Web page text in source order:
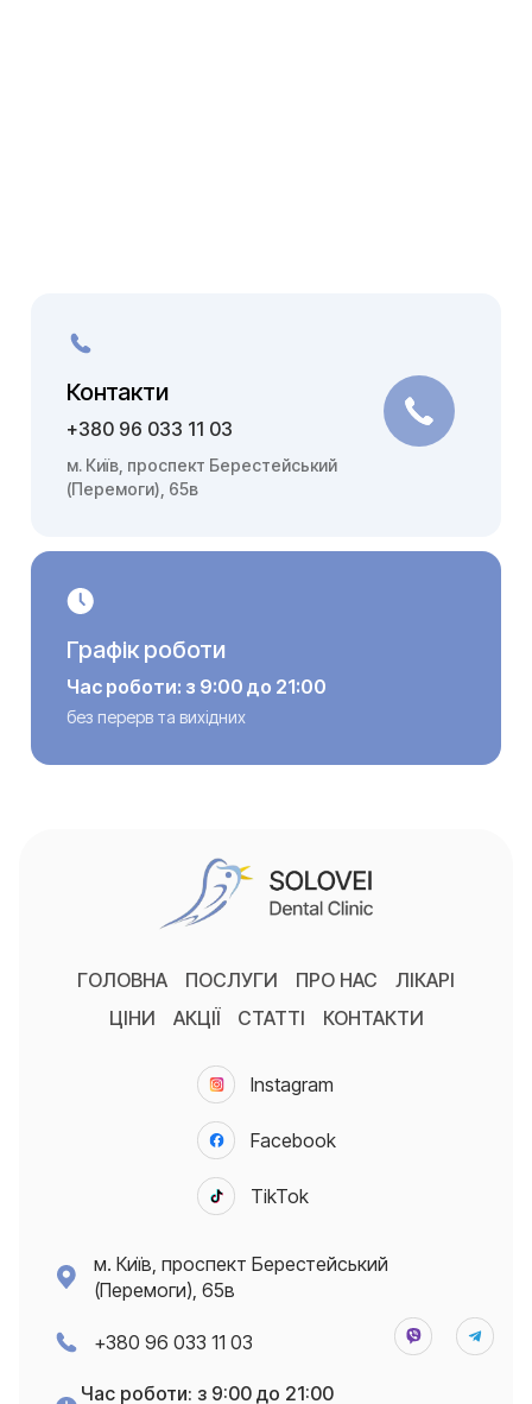
Контакти
+380 96 033 11 03
м. Київ, проспект Берестейський
(Перемоги), 65в
Графік роботи
Час роботи: з 9:00 до 21:00
без перерв та вихідних
ГОЛОВНА ПОСЛУГИ ПРО НАС
ЛІКАРІ
ЦІНИ
АКЦІЇ СТАТТІ КОНТАКТИ
Instagram
Facebook
TikTok
м. Київ, проспект Берестейський
(Перемоги), 65в
+380 96 033 11 03
Час роботи: з 9:00 до 21:00